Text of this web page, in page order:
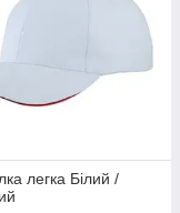
легка Білий /